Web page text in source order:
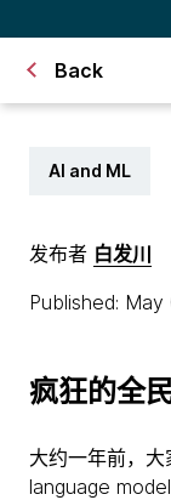
Back
AI and ML
发布者 白发川
Published:
疯狂的全
大约一年前，
language